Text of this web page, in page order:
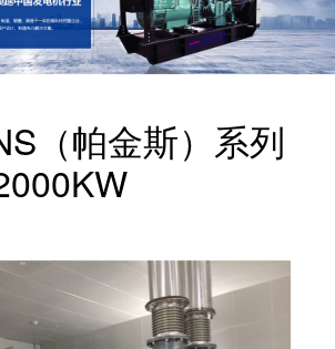
（帕金斯）系列